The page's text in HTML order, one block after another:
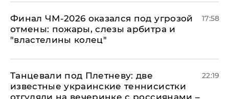
Финал ЧМ-2026 оказался под угрозой
отмены: пожары, слезы арбитра и
"властелины колец"
17:58
Танцевали под Плетневу: две
известные украинские теннисистки
отгуляли на вечеринке с россиянами –
22:19